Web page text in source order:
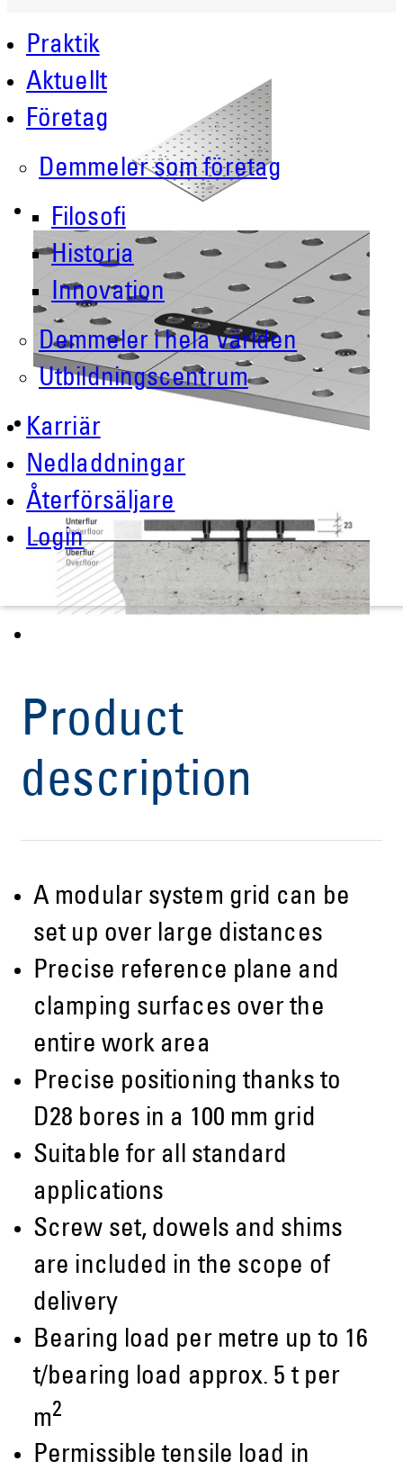
Praktik
Aktuellt
Företag
Demmeler som företag
Filosofi
Historia
Innovation
Demmeler i hela världen
Utbildningscentrum
Karriär
Nedladdningar
Återförsäljare
Login
Product
description
A modular system grid can be
set up over large distances
Precise reference plane and
clamping surfaces over the
entire work area
Precise positioning thanks to
D28 bores in a 100 mm grid
Suitable for all standard
applications
Screw set, dowels and shims
are included in the scope of
delivery
Bearing load per metre up to 16
t/bearing load approx. 5 t per
m2
Permissible tensile load in